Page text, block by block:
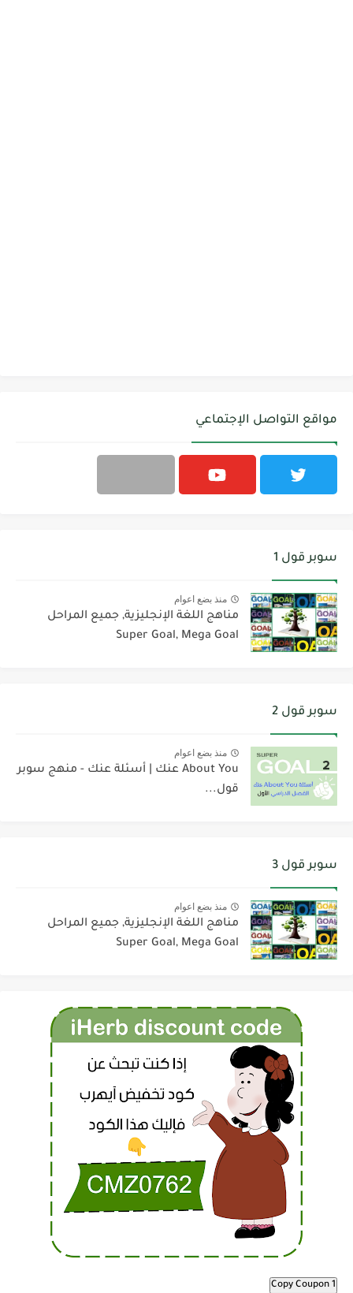
مواقع التواصل الإجتماعي
سوبر قول 1
منذ بضع اعوام
مناهج اللغة الإنجليزية, جميع المراحل
Super Goal, Mega Goal
سوبر قول 2
منذ بضع اعوام
About You عنك | أسئلة عنك - منهج سوبر
قول...
سوبر قول 3
منذ بضع اعوام
مناهج اللغة الإنجليزية, جميع المراحل
Super Goal, Mega Goal
Copy Coupon 1